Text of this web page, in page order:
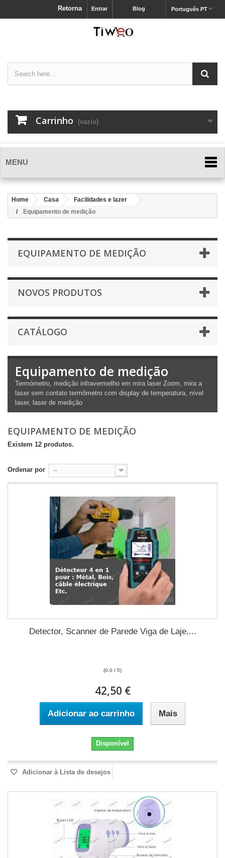
Português PT
Blog
Entrar
Retorna
Carrinho (vazio)
MENU
Home Casa
Facilidades e lazer
Equipamento de medição
EQUIPAMENTO DE MEDIÇÃO
NOVOS PRODUTOS
CATÁLOGO
Equipamento de medição
Termómetro, medição infravermelho em mira laser Zoom, mira a
laser sem contato termômetro com display de temperatura, nível
laser, laser de medição
EQUIPAMENTO DE MEDIÇÃO
Existem 12 produtos.
Ordenar por --
Detector, Scanner de Parede Viga de Laje,...
(0.0 / 5)
42,50 €
Adicionar ao carrinho Mais
Disponível
Adicionar à Lista de desejos